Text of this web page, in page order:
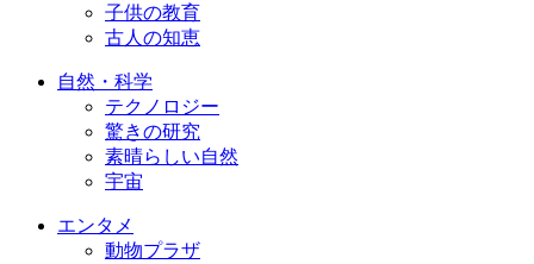
子供の教育
古人の知恵
自然・科学
テクノロジー
驚きの研究
素晴らしい自然
宇宙
エンタメ
動物プラザ